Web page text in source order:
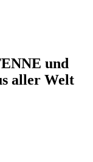
und
aller Welt